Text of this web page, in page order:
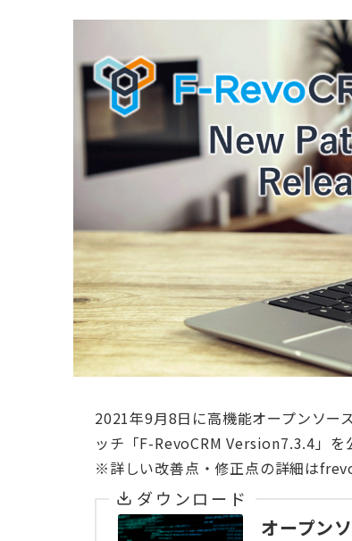
2021年9月8日に高機能オープンソー
ッチ「F-RevoCRM Version7.3.4」を
※詳しい改善点・修正点の詳細は
ダウンロード
オープン